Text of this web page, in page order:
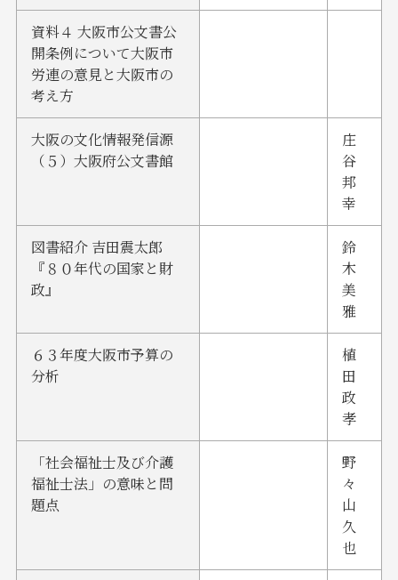
資料４ 大阪市公文書公
開条例について大阪市
労連の意見と大阪市の
考え方
大阪の文化情報発信源
（５）大阪府公文書館
庄
谷
邦
幸
図書紹介 吉田震太郎
『８０年代の国家と財
政』
鈴
木
美
雅
６３年度大阪市予算の
分析
植
田
政
孝
「社会福祉士及び介護
福祉士法」の意味と問
題点
野
々
山
久
也